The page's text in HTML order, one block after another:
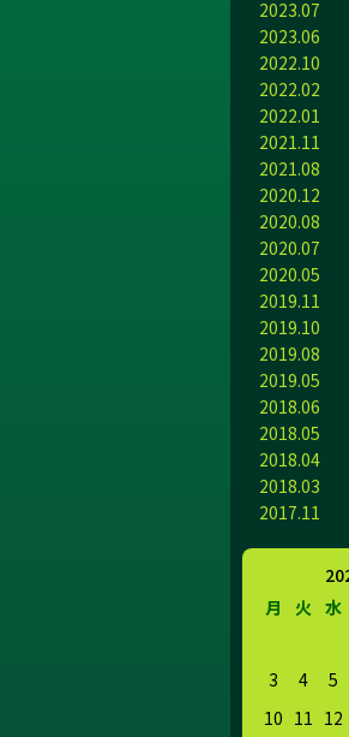
2023.07
2023.06
2022.10
2022.02
2022.01
2021.11
2021.08
2020.12
2020.08
2020.07
2020.05
2019.11
2019.10
2019.08
2019.05
2018.06
2018.05
2018.04
2018.03
2017.11
月
火 水
3
4 5
10 11 12